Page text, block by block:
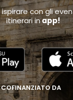
con gli
itinerari inapp!
COFINANZIATO DA